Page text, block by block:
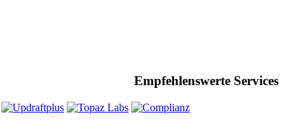
Empfehlenswerte Services